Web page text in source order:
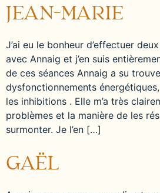
JEAN-MARIE
J’ai eu le bonheur d’effectuer
avec Annaig et j’en suis
de ces séances Annaig a su
dysfonctionnements
les inhibitions . Elle m’a très
problèmes et la manière de les
surmonter. Je l’en […]
GAËL